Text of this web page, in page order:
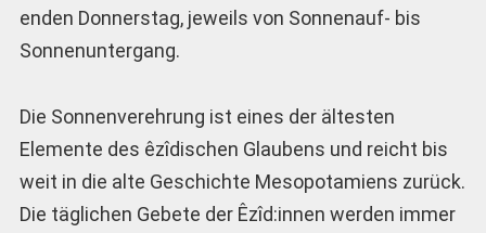
enden Donnerstag, jeweils von Sonnenauf- bis
Sonnenuntergang.
Die Sonnenverehrung ist eines der ältesten
Elemente des êzîdischen Glaubens und reicht bis
weit in die alte Geschichte Mesopotamiens zurück.
Die täglichen Gebete der Êzîd:innen werden immer